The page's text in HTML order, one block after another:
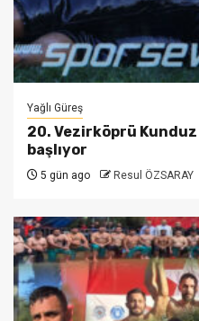
Yağlı Güreş
20. Vezirköprü Kunduz
başlıyor
5 gün ago Resul ÖZSARAY